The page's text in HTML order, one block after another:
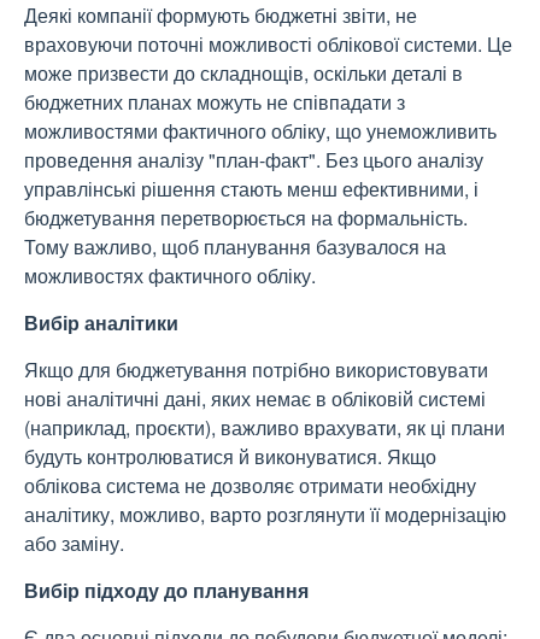
Деякі компанії формують бюджетні звіти, не
враховуючи поточні можливості облікової системи. Це
може призвести до складнощів, оскільки деталі в
бюджетних планах можуть не співпадати з
можливостями фактичного обліку, що унеможливить
проведення аналізу "план-факт". Без цього аналізу
управлінські рішення стають менш ефективними, і
бюджетування перетворюється на формальність.
Тому важливо, щоб планування базувалося на
можливостях фактичного обліку.
Вибір аналітики
Якщо для бюджетування потрібно використовувати
нові аналітичні дані, яких немає в обліковій системі
(наприклад, проєкти), важливо врахувати, як ці плани
будуть контролюватися й виконуватися. Якщо
облікова система не дозволяє отримати необхідну
аналітику, можливо, варто розглянути її модернізацію
або заміну.
Вибір підходу до планування